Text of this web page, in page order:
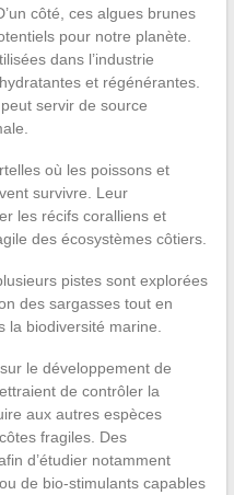
côté, ces algues brunes
pour notre planète.
dans l’industrie
et régénérantes.
servir de source
où les poissons et
survivre. Leur
les récifs coralliens et
des écosystèmes côtiers.
pistes sont explorées
des sargasses tout en
la biodiversité marine.
le développement de
de contrôler la
aux autres espèces
fragiles. Des
d’étudier notamment
de bio-stimulants capables